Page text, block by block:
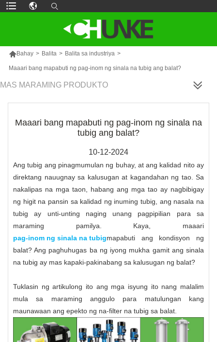
Bahay > Balita > Balita sa industriya >
Maaari bang mapabuti ng pag-inom ng sinala na tubig ang balat?
MAS MARAMING PRODUKTO
Maaari bang mapabuti ng pag-inom ng sinala na
tubig ang balat?
10-12-2024
Ang tubig ang pinagmumulan ng buhay, at ang kalidad nito ay
direktang nauugnay sa kalusugan at kagandahan ng tao. Sa
nakalipas na mga taon, habang ang mga tao ay nagbibigay
ng higit na pansin sa kalidad ng inuming tubig, ang nasala na
tubig ay unti-unting naging unang pagpipilian para sa
maraming pamilya. Kaya, maaari
pag-inom ng sinala na tubigmapabuti ang kondisyon ng
balat? Ang paghuhugas ba ng iyong mukha gamit ang sinala
na tubig ay mas kapaki-pakinabang sa kalusugan ng balat?
Tuklasin ng artikulong ito ang mga isyung ito nang malalim
mula sa maraming anggulo para matulungan kang
maunawaan ang epekto ng na-filter na tubig sa balat.